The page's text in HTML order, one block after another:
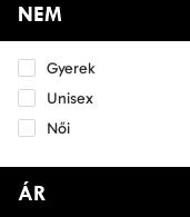
Nadrág
Póló
Pulóver
140
152
158
164
170
NEM
Gyerek
Unisex
Női
ÁR